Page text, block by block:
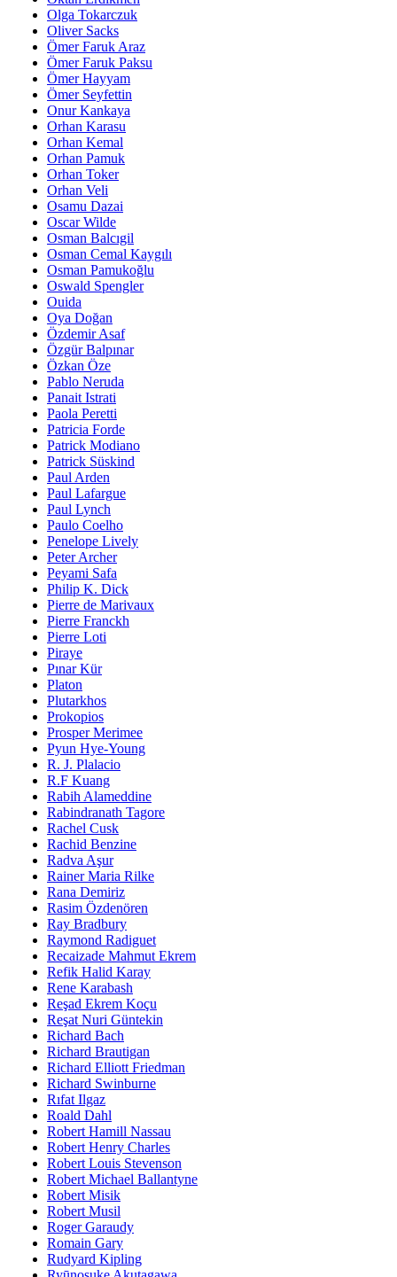
Olga Tokarczuk
Oliver Sacks
Ömer Faruk Araz
Ömer Faruk Paksu
Ömer Hayyam
Ömer Seyfettin
Onur Kankaya
Orhan Karasu
Orhan Kemal
Orhan Pamuk
Orhan Toker
Orhan Veli
Osamu Dazai
Oscar Wilde
Osman Balcıgil
Osman Cemal Kaygılı
Osman Pamukoğlu
Oswald Spengler
Ouida
Oya Doğan
Özdemir Asaf
Özgür Balpınar
Özkan Öze
Pablo Neruda
Panait Istrati
Paola Peretti
Patricia Forde
Patrick Modiano
Patrick Süskind
Paul Arden
Paul Lafargue
Paul Lynch
Paulo Coelho
Penelope Lively
Peter Archer
Peyami Safa
Philip K. Dick
Pierre de Marivaux
Pierre Franckh
Pierre Loti
Piraye
Pınar Kür
Platon
Plutarkhos
Prokopios
Prosper Merimee
Pyun Hye-Young
R. J. Plalacio
R.F Kuang
Rabih Alameddine
Rabindranath Tagore
Rachel Cusk
Rachid Benzine
Radva Aşur
Rainer Maria Rilke
Rana Demiriz
Rasim Özdenören
Ray Bradbury
Raymond Radiguet
Recaizade Mahmut Ekrem
Refik Halid Karay
Rene Karabash
Reşad Ekrem Koçu
Reşat Nuri Güntekin
Richard Bach
Richard Brautigan
Richard Elliott Friedman
Richard Swinburne
Rıfat Ilgaz
Roald Dahl
Robert Hamill Nassau
Robert Henry Charles
Robert Louis Stevenson
Robert Michael Ballantyne
Robert Misik
Robert Musil
Roger Garaudy
Romain Gary
Rudyard Kipling